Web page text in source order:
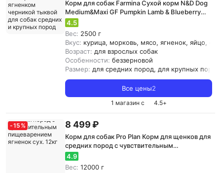
Корм для собак Farmina Сухой корм N&D Dog
Medium&Maxi GF Pumpkin Lamb & Blueberry
беззерновой с ягненком черникой тыквой
для собак средних и крупных пород 2,5кг
4.5
Вес: 2500 г
Вкус: курица, морковь, мясо, ягненок, яйцо,
Возраст: для взрослых собак
Особенности: беззерновой
Размер: для средних пород, для крупных пород
Все цены2
1 магазин с 4.5+
-15 % 8 499 ₽
Корм для собак Pro Plan Корм для щенков для
средних пород с чувствительным
пищеварением ягненок сух. 12кг
4.9
Вес: 12000 г